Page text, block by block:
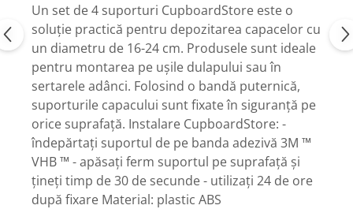
Un set de 4 suporturi CupboardStore este o
soluție practică pentru depozitarea capacelor cu
un diametru de 16-24 cm. Produsele sunt ideale
pentru montarea pe ușile dulapului sau în
sertarele adânci. Folosind o bandă puternică,
suporturile capacului sunt fixate în siguranță pe
orice suprafață. Instalare CupboardStore: -
îndepărtați suportul de pe banda adezivă 3M ™
VHB ™ - apăsați ferm suportul pe suprafață și
țineți timp de 30 de secunde - utilizați 24 de ore
după fixare Material: plastic ABS